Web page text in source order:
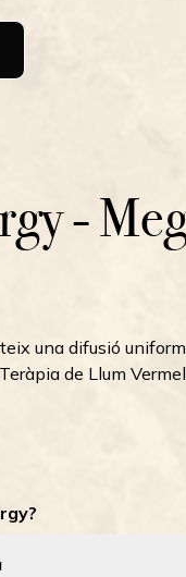
-
una difusió
de Llum